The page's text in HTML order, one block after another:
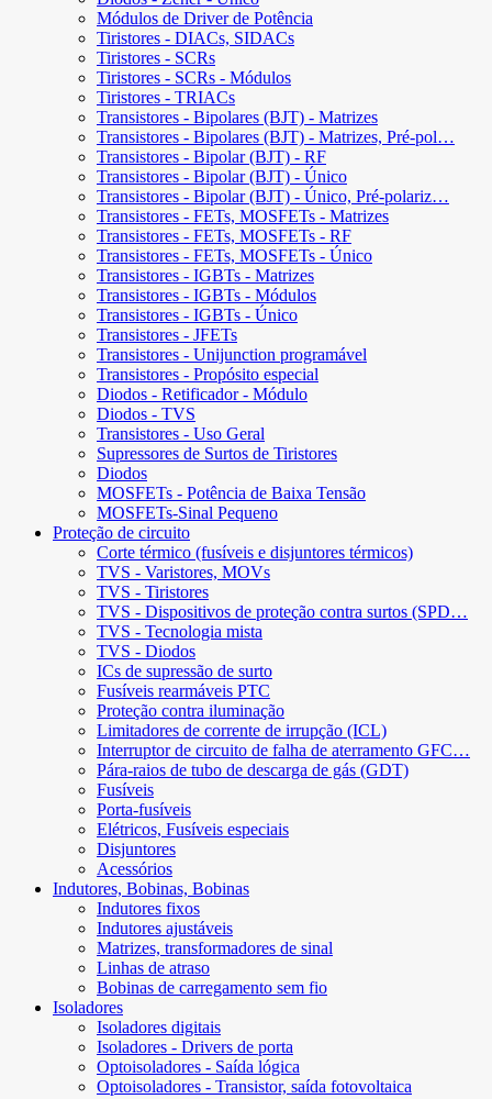
Módulos de Driver de Potência
Tiristores - DIACs, SIDACs
Tiristores - SCRs
Tiristores - SCRs - Módulos
Tiristores - TRIACs
Transistores - Bipolares (BJT) - Matrizes
Transistores - Bipolares (BJT) - Matrizes, Pré-pol…
Transistores - Bipolar (BJT) - RF
Transistores - Bipolar (BJT) - Único
Transistores - Bipolar (BJT) - Único, Pré-polariz…
Transistores - FETs, MOSFETs - Matrizes
Transistores - FETs, MOSFETs - RF
Transistores - FETs, MOSFETs - Único
Transistores - IGBTs - Matrizes
Transistores - IGBTs - Módulos
Transistores - IGBTs - Único
Transistores - JFETs
Transistores - Unijunction programável
Transistores - Propósito especial
Diodos - Retificador - Módulo
Diodos - TVS
Transistores - Uso Geral
Supressores de Surtos de Tiristores
Diodos
MOSFETs - Potência de Baixa Tensão
MOSFETs-Sinal Pequeno
Proteção de circuito
Corte térmico (fusíveis e disjuntores térmicos)
TVS - Varistores, MOVs
TVS - Tiristores
TVS - Dispositivos de proteção contra surtos (SPD…
TVS - Tecnologia mista
TVS - Diodos
ICs de supressão de surto
Fusíveis rearmáveis ​​PTC
Proteção contra iluminação
Limitadores de corrente de irrupção (ICL)
Interruptor de circuito de falha de aterramento GFC…
Pára-raios de tubo de descarga de gás (GDT)
Fusíveis
Porta-fusíveis
Elétricos, Fusíveis especiais
Disjuntores
Acessórios
Indutores, Bobinas, Bobinas
Indutores fixos
Indutores ajustáveis
Matrizes, transformadores de sinal
Linhas de atraso
Bobinas de carregamento sem fio
Isoladores
Isoladores digitais
Isoladores - Drivers de porta
Optoisoladores - Saída lógica
Optoisoladores - Transistor, saída fotovoltaica